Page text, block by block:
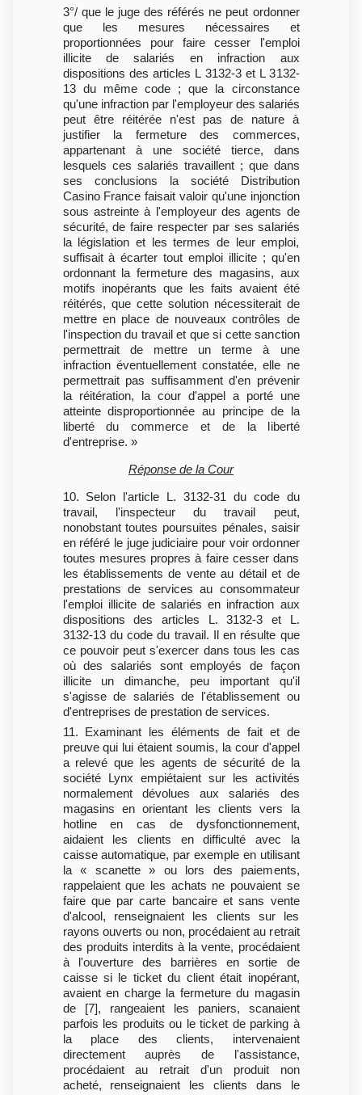
3°/ que le juge des référés ne peut ordonner
que les mesures nécessaires et
proportionnées pour faire cesser l'emploi
illicite de salariés en infraction aux
dispositions des articles L 3132-3 et L 3132-
13 du même code ; que la circonstance
qu'une infraction par l'employeur des salariés
peut être réitérée n'est pas de nature à
justifier la fermeture des commerces,
appartenant à une société tierce, dans
lesquels ces salariés travaillent ; que dans
ses conclusions la société Distribution
Casino France faisait valoir qu'une injonction
sous astreinte à l'employeur des agents de
sécurité, de faire respecter par ses salariés
la législation et les termes de leur emploi,
suffisait à écarter tout emploi illicite ; qu'en
ordonnant la fermeture des magasins, aux
motifs inopérants que les faits avaient été
réitérés, que cette solution nécessiterait de
mettre en place de nouveaux contrôles de
l'inspection du travail et que si cette sanction
permettrait de mettre un terme à une
infraction éventuellement constatée, elle ne
permettrait pas suffisamment d'en prévenir
la réitération, la cour d'appel a porté une
atteinte disproportionnée au principe de la
liberté du commerce et de la liberté
d'entreprise. »
Réponse de la Cour
10. Selon l'article L. 3132-31 du code du
travail, l'inspecteur du travail peut,
nonobstant toutes poursuites pénales, saisir
en référé le juge judiciaire pour voir ordonner
toutes mesures propres à faire cesser dans
les établissements de vente au détail et de
prestations de services au consommateur
l'emploi illicite de salariés en infraction aux
dispositions des articles L. 3132-3 et L.
3132-13 du code du travail. Il en résulte que
ce pouvoir peut s'exercer dans tous les cas
où des salariés sont employés de façon
illicite un dimanche, peu important qu'il
s'agisse de salariés de l'établissement ou
d'entreprises de prestation de services.
11. Examinant les éléments de fait et de
preuve qui lui étaient soumis, la cour d'appel
a relevé que les agents de sécurité de la
société Lynx empiétaient sur les activités
normalement dévolues aux salariés des
magasins en orientant les clients vers la
hotline en cas de dysfonctionnement,
aidaient les clients en difficulté avec la
caisse automatique, par exemple en utilisant
la « scanette » ou lors des paiements,
rappelaient que les achats ne pouvaient se
faire que par carte bancaire et sans vente
d'alcool, renseignaient les clients sur les
rayons ouverts ou non, procédaient au retrait
des produits interdits à la vente, procédaient
à l'ouverture des barrières en sortie de
caisse si le ticket du client était inopérant,
avaient en charge la fermeture du magasin
de [7], rangeaient les paniers, scanaient
parfois les produits ou le ticket de parking à
la place des clients, intervenaient
directement auprès de l'assistance,
procédaient au retrait d'un produit non
acheté, renseignaient les clients dans le